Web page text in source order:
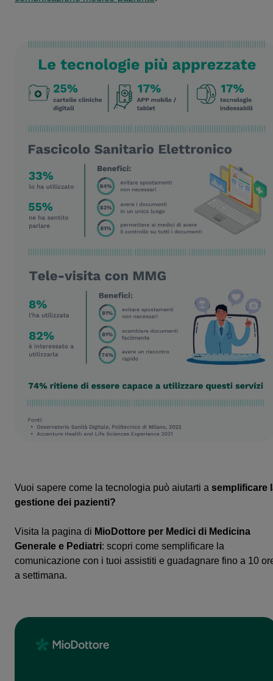
Vuoi sapere come la tecnologia può aiutarti a semplificare
gestione dei pazienti?
Visita la pagina di MioDottore per Medici di Medicina
Generale e Pediatri: scopri come semplificare la
comunicazione con i tuoi assistiti e guadagnare fino a 10
a settimana.